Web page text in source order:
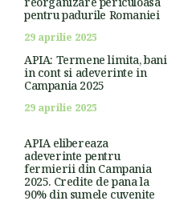
pentru padurile Romaniei
29 aprilie 2025
APIA: Termene limita, bani
in cont si adeverinte in
Campania 2025
29 aprilie 2025
APIA elibereaza
adeverinte pentru
fermierii din Campania
2025. Credite de pana la
90% din sumele cuvenite